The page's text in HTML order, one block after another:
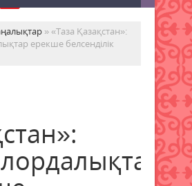
» «Таза Қазақстан»:
ерекше белсенділік